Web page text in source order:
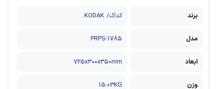
برند کداک/ KODAK
مدل PRPS-1785
ابعاد 725x300x350mm
وزن 15.03KG